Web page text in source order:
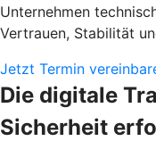
Unternehmen
Vertrauen, Stabilität
Jetzt Termin
Die digitale
Sicherheit